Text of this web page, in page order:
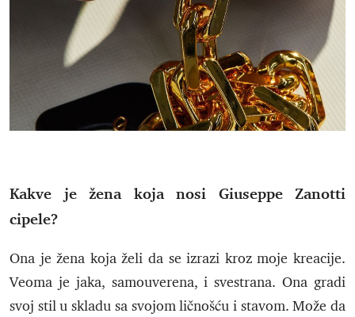
Kakve je žena koja nosi Giuseppe Zanotti
cipele?
Ona je žena koja želi da se izrazi kroz moje kreacije.
Veoma je jaka, samouverena, i svestrana. Ona gradi
svoj stil u skladu sa svojom ličnošću i stavom. Može da